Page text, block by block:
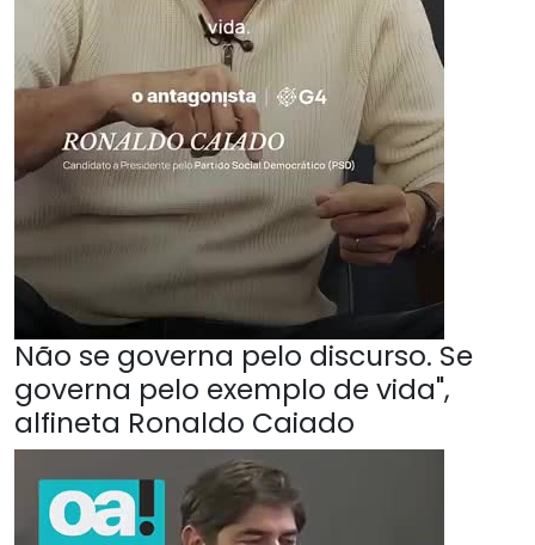
Não se governa pelo discurso. Se
governa pelo exemplo de vida",
alfineta Ronaldo Caiado